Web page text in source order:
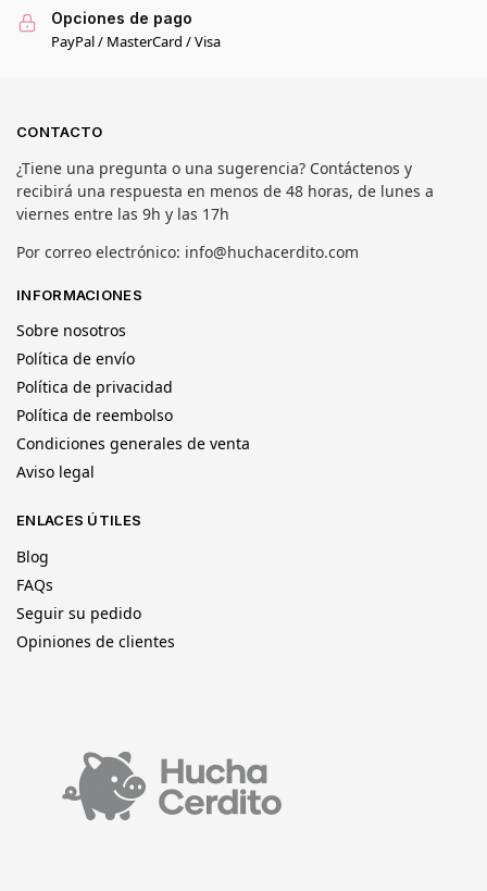
Opciones de pago
PayPal / MasterCard / Visa
CONTACTO
¿Tiene una pregunta o una sugerencia? Contáctenos y
recibirá una respuesta en menos de 48 horas, de lunes a
viernes entre las 9h y las 17h
Por correo electrónico: info@huchacerdito.com
INFORMACIONES
Sobre nosotros
Política de envío
Política de privacidad
Política de reembolso
Condiciones generales de venta
Aviso legal
ENLACES ÚTILES
Blog
FAQs
Seguir su pedido
Opiniones de clientes